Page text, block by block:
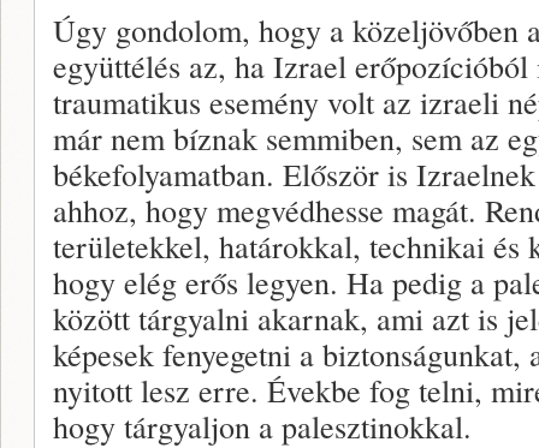
Úgy gondolom, hogy a közeljövőben
együttélés az, ha Izrael
traumatikus esemény volt az izraeli
már nem bíznak semmiben, sem az
békefolyamatban. Először is
ahhoz, hogy megvédhesse magát.
területekkel, határokkal, technikai és
hogy elég erős legyen. Ha pedig a
között tárgyalni akarnak, ami azt is
képesek fenyegetni a
nyitott lesz erre. Évekbe fog telni,
hogy tárgyaljon a palesztinokkal.